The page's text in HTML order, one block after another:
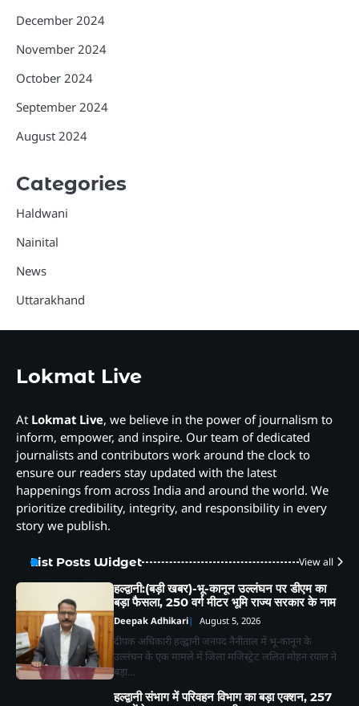
December 2024
November 2024
October 2024
September 2024
August 2024
Categories
Haldwani
Nainital
News
Uttarakhand
Lokmat Live
At Lokmat Live, we believe in the power of journalism to
inform, empower, and inspire. Our team of dedicated
journalists and contributors work around the clock to
ensure our readers stay updated with the latest
happenings from across India and around the world. We
prioritize credibility, integrity, and responsibility in every
story we publish.
List Posts Widget View all
हल्द्वानी:(बड़ी खबर)-भू-कानून उल्लंघन पर डीएम का
बड़ा फैसला, 250 वर्ग मीटर भूमि राज्य सरकार के नाम
Deepak Adhikari August 5, 2026
दीपक अधिकारी हल्द्वानी जनपद नैनीताल में भू-कानून के
उल्लंघन के एक मामले में जिला मजिस्ट्रेट ललित मोहन रयाल ने
बड़ा…
हल्द्वानी संभाग में परिवहन विभाग का बड़ा एक्शन, 257